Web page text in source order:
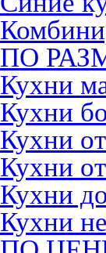
ПО
Кухни
Кухни
Кухни
Кухни
Кухни
Кухни